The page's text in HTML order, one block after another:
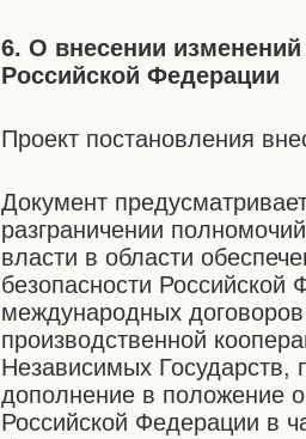
6. О внесении
Российской Федерации
Проект постановления
Документ
разграничении
власти в области
безопасности
международных
производственной
Независимых Государств,
дополнение в положение
Российской Федерации в